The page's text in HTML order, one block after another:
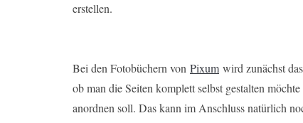
erstellen.
Bei den Fotobüchern von Pixum wird zunächst
ob man die Seiten komplett selbst gestalten
anordnen soll. Das kann im Anschluss natürlich